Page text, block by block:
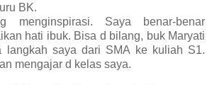
BK.
menginspirasi. Saya benar-benar
hati ibuk. Bisa d bilang, buk Maryati
langkah saya dari SMA ke kuliah S1.
mengajar d kelas saya.